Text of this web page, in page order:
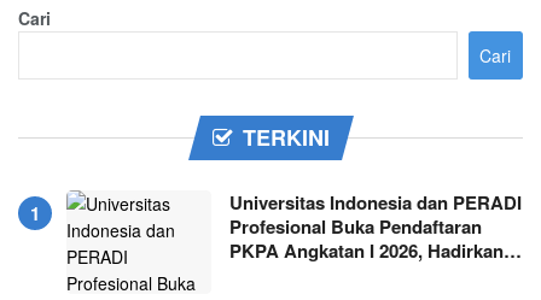
Cari
Cari
TERKINI
Universitas Indonesia dan PERADI
Profesional Buka Pendaftaran
PKPA Angkatan I 2026, Hadirkan…